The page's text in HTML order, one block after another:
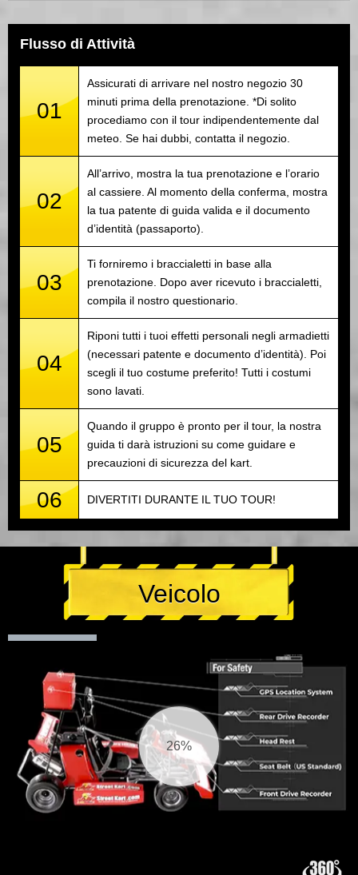
Flusso di Attività
01
Assicurati di arrivare nel nostro negozio 30
minuti prima della prenotazione. *Di solito
procediamo con il tour indipendentemente dal
meteo. Se hai dubbi, contatta il negozio.
02
All’arrivo, mostra la tua prenotazione e l’orario
al cassiere. Al momento della conferma, mostra
la tua patente di guida valida e il documento
d’identità (passaporto).
03
Ti forniremo i braccialetti in base alla
prenotazione. Dopo aver ricevuto i braccialetti,
compila il nostro questionario.
04
Riponi tutti i tuoi effetti personali negli armadietti
(necessari patente e documento d’identità). Poi
scegli il tuo costume preferito! Tutti i costumi
sono lavati.
05
Quando il gruppo è pronto per il tour, la nostra
guida ti darà istruzioni su come guidare e
precauzioni di sicurezza del kart.
06 DIVERTITI DURANTE IL TUO TOUR!
Veicolo
26%